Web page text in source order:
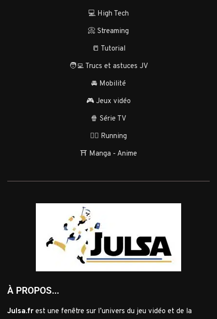
💻 High Tech
📀 Streaming
📒 Tutorial
🧑‍💻 Trucs et astuces JV
🚘 Mobilité
🎮 Jeux vidéo
🍿 Série TV
🏃‍♂️ Running
⛩️ Manga - Anime
À PROPOS...
Julsa.fr est une fenêtre sur l’univers du jeu vidéo et de la